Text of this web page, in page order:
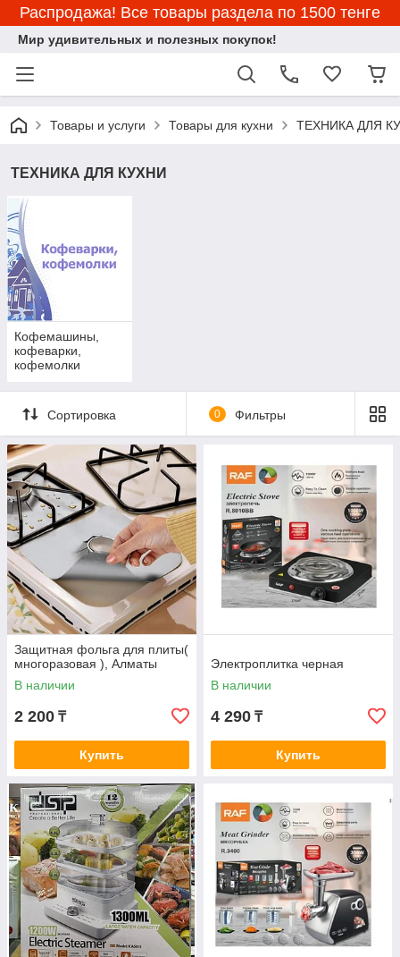
Распродажа! Все товары раздела по 1500 тенге
Мир удивительных и полезных покупок!
Товары и услуги Товары для кухни ТЕХНИКА ДЛЯ
ТЕХНИКА ДЛЯ КУХНИ
Кофемашины,
кофеварки,
кофемолки
Сортировка 0 Фильтры
Защитная фольга для плиты(
многоразовая ), Алматы
В наличии
2 200 ₸
Купить
Электроплитка черная
В наличии
4 290 ₸
Купить